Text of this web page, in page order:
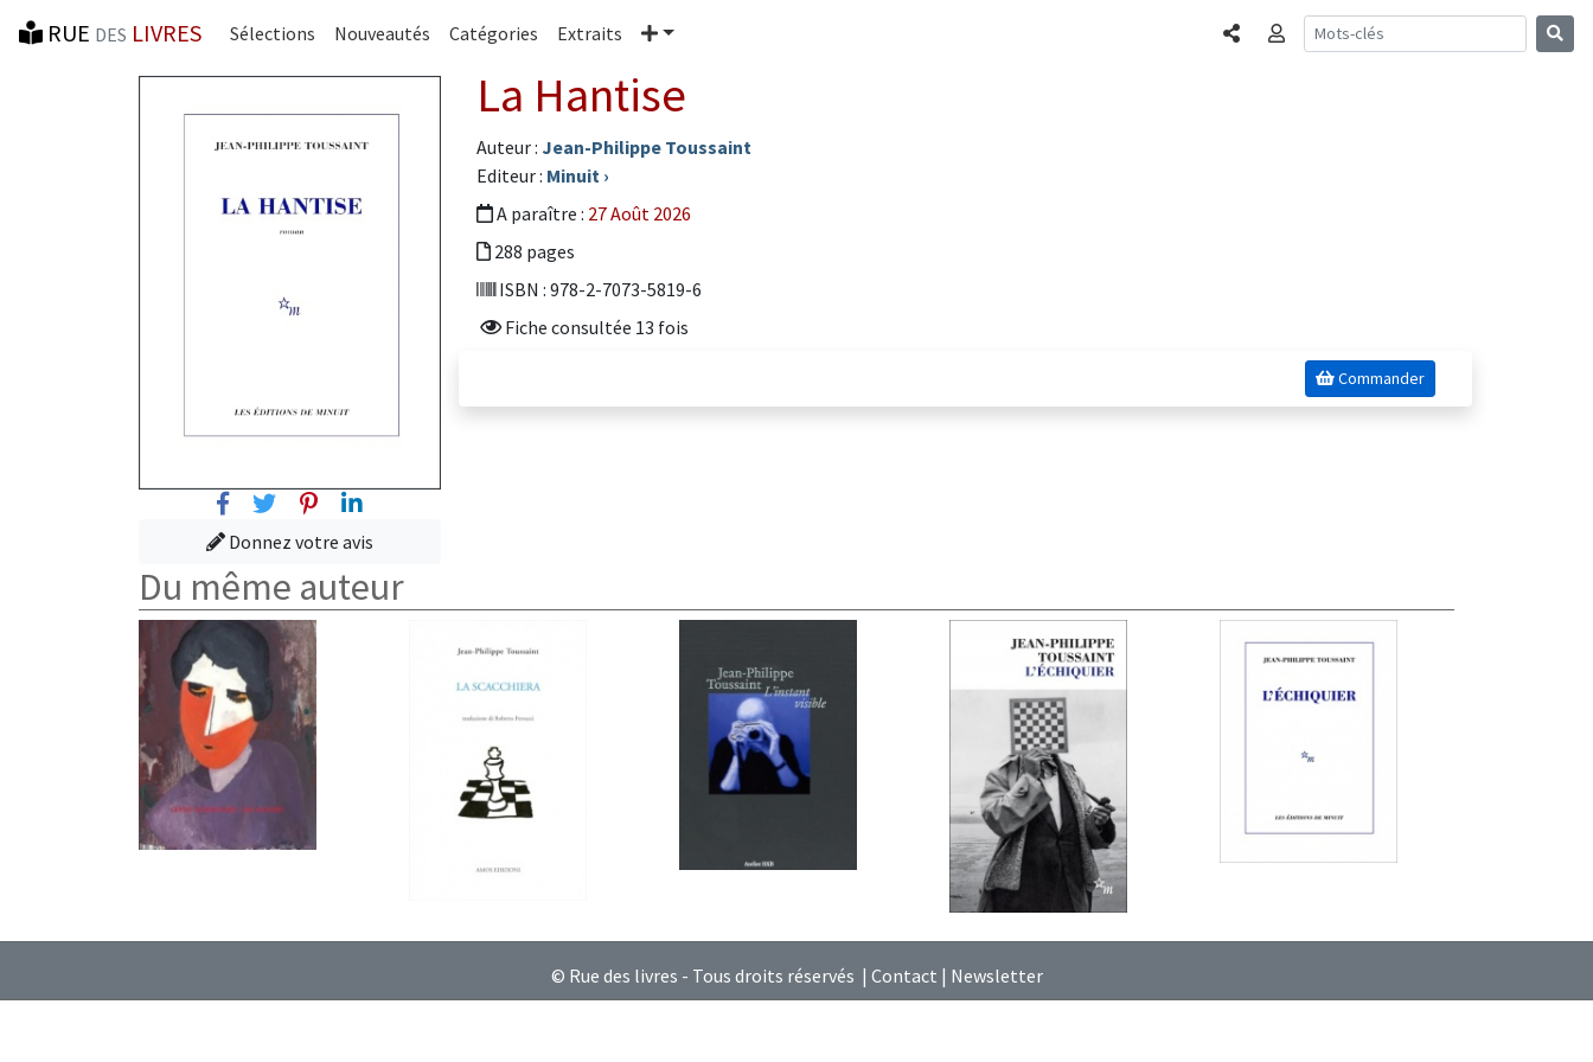
RUE DES LIVRES Sélections Nouveautés Catégories Extraits Plus PartagerConnexion
FacebookTwitterPinterest
Linkedin
Donnez votre avis
La Hantise
Auteur : Jean-Philippe Toussaint
Editeur : Minuit ›
A paraître : 27 Août 2026
288 pages
ISBN : 978-2-7073-5819-6
Fiche consultée 13 fois
Commander
Du même auteur
© Rue des livres - Tous droits réservés | Contact | Newsletter